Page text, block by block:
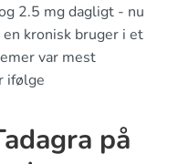
2.5 mg dagligt - nu
kronisk bruger i et
var mest
ifølge
på